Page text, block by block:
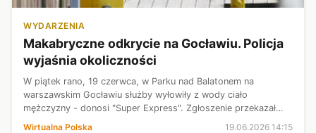
WYDARZENIA
Makabryczne odkrycie na Gocławiu. Policja
wyjaśnia okoliczności
W piątek rano, 19 czerwca, w Parku nad Balatonem na
warszawskim Gocławiu służby wyłowiły z wody ciało
mężczyzny - donosi "Super Express". Zgłoszenie przekazał
Wirtualna Polska 19.06.2026 14:15